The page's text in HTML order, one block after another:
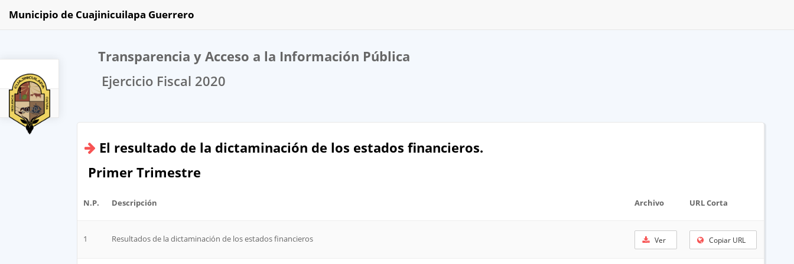
2020
Municipio de Cuajinicuilapa Guerrero
Transparencia y Acceso a la Información Pública
Ejercicio Fiscal 2020
El resultado de la dictaminación de los estados financieros.
Primer Trimestre
N.P. Descripción Archivo URL Corta
1 Resultados de la dictaminación de los estados financieros Ver Copiar URL